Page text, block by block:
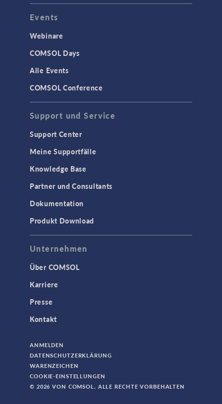
Events
Webinare
COMSOL Days
Alle Events
COMSOL Conference
Support und Service
Support Center
Meine Supportfälle
Knowledge Base
Partner und Consultants
Dokumentation
Produkt Download
Unternehmen
Über COMSOL
Karriere
Presse
Kontakt
ANMELDEN
DATENSCHUTZERKLÄRUNG
WARENZEICHEN
COOKIE-EINSTELLUNGEN
© 2026 VON COMSOL. ALLE RECHTE VORBEHALTEN